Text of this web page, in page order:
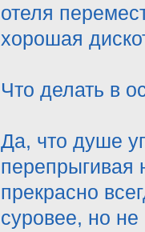
отеля
хорошая
Что делать в
Да, что душе
перепрыгивая
прекрасно
суровее, но